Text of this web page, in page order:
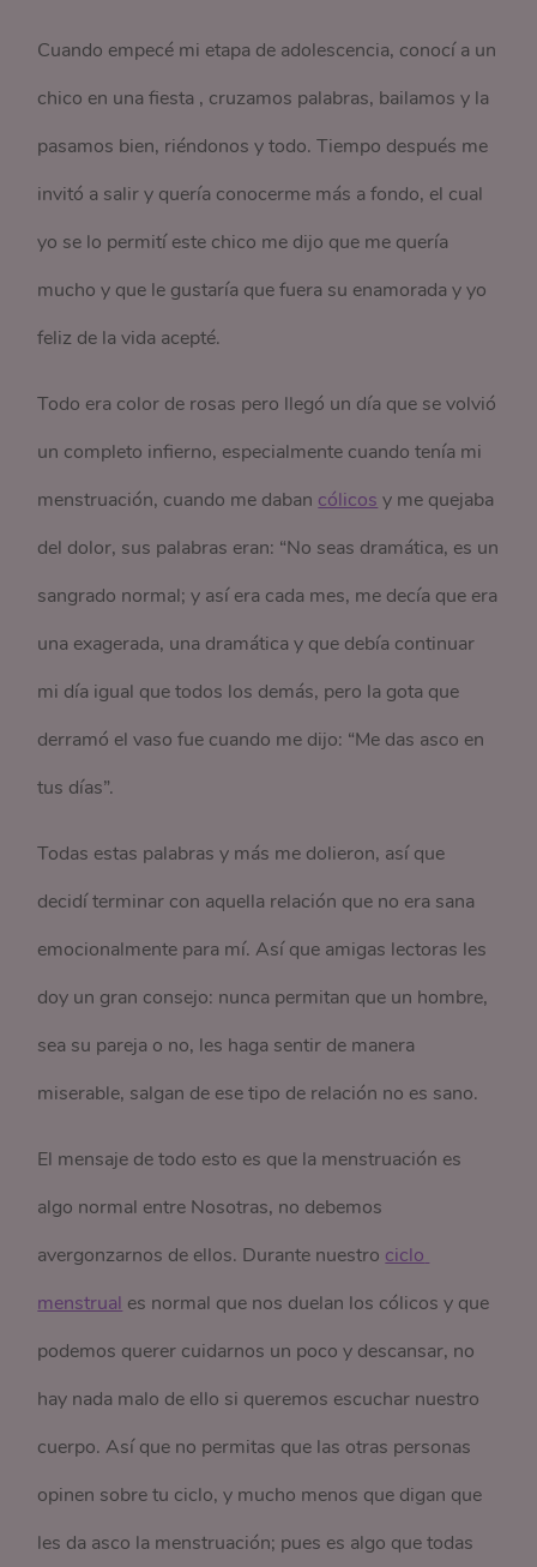
Cuando empecé mi etapa de adolescencia, conocí a un
chico en una fiesta , cruzamos palabras, bailamos y la
pasamos bien, riéndonos y todo. Tiempo después me
invitó a salir y quería conocerme más a fondo, el cual
yo se lo permití este chico me dijo que me quería
mucho y que le gustaría que fuera su enamorada y yo
feliz de la vida acepté.
Todo era color de rosas pero llegó un día que se volvió
un completo infierno, especialmente cuando tenía mi
menstruación, cuando me daban cólicos y me quejaba
del dolor, sus palabras eran: “No seas dramática, es un
sangrado normal; y así era cada mes, me decía que era
una exagerada, una dramática y que debía continuar
mi día igual que todos los demás, pero la gota que
derramó el vaso fue cuando me dijo: “Me das asco en
tus días”.
Todas estas palabras y más me dolieron, así que
decidí terminar con aquella relación que no era sana
emocionalmente para mí. Así que amigas lectoras les
doy un gran consejo: nunca permitan que un hombre,
sea su pareja o no, les haga sentir de manera
miserable, salgan de ese tipo de relación no es sano.
El mensaje de todo esto es que la menstruación es
algo normal entre Nosotras, no debemos
avergonzarnos de ellos. Durante nuestro ciclo
menstrual es normal que nos duelan los cólicos y que
podemos querer cuidarnos un poco y descansar, no
hay nada malo de ello si queremos escuchar nuestro
cuerpo. Así que no permitas que las otras personas
opinen sobre tu ciclo, y mucho menos que digan que
les da asco la menstruación; pues es algo que todas